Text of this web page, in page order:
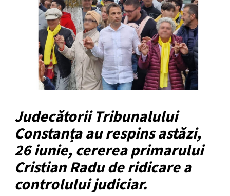
Judecătorii Tribunalului
Constanța au respins astăzi,
26 iunie, cererea primarului
Cristian Radu de ridicare a
controlului judiciar.